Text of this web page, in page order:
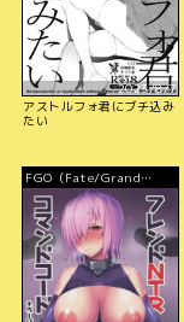
2023/8/7
アストルフォ君にブチ込み
たい
FGO（Fate/Grand
Order）